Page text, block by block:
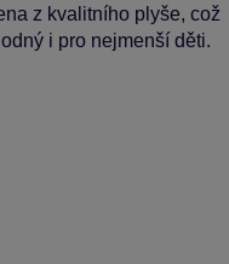
z kvalitního plyše, což
i pro nejmenší děti.